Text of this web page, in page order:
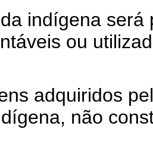
indígena será
ou
adquiridos
não